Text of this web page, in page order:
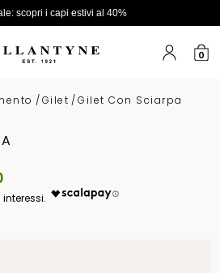
scopri i capi estivi al 40%
0
/Gilet /Gilet Con Sciarpa